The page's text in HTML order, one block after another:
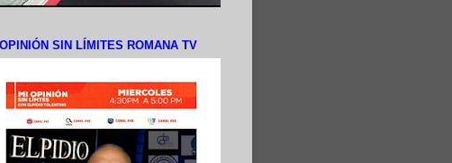
SIN LÍMITES ROMANA TV